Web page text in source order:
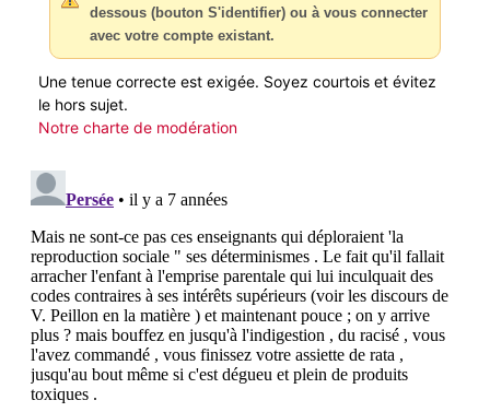
dessous (bouton S'identifier) ou à vous connecter
avec votre compte existant.
Une tenue correcte est exigée. Soyez courtois et évitez
le hors sujet.
Notre charte de modération